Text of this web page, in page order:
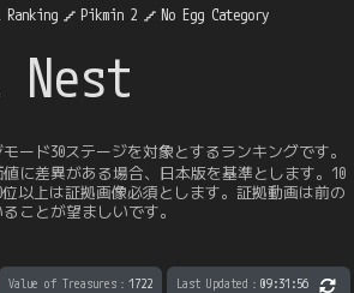
Pikmin 2
No Egg Category
Nest
ード30ステージを対象とするランキングです。
に差異がある場合、日本版を基準とします。10
以上は証拠画像必須とします。証拠動画は前の
ことが望ましいです。
Value of Treasures ： 1722 Last Updated ： 09:31:56